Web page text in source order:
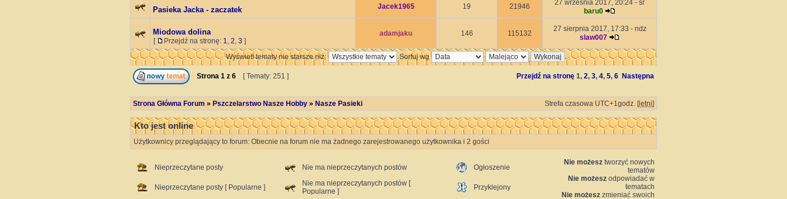
Pasieka Jacka - zaczatek Jacek1965 19 21946
27 września 2017, 20:24 - śr
baru0
Miodowa dolina
[ Przejdź na stronę: 1, 2, 3 ]
adamjaku 146 115132
27 sierpnia 2017, 17:33 - ndz
slaw007
Wyświetl tematy nie starsze niż: Sortuj wg
Strona 1 z 6 [ Tematy: 251 ] Przejdź na stronę 1, 2, 3, 4, 5, 6 Następna
Strona Główna Forum » Pszczelarstwo Nasze Hobby » Nasze Pasieki Strefa czasowa UTC+1godz. [letni]
Kto jest online
Użytkownicy przeglądający to forum: Obecnie na forum nie ma żadnego zarejestrowanego użytkownika i 2 gości
Nieprzeczytane posty Nie ma nieprzeczytanych postów Ogłoszenie
Nieprzeczytane posty [ Popularne ]
Nie ma nieprzeczytanych postów [
Popularne ]
Przyklejony
Nie możesz tworzyć nowych
tematów
Nie możesz odpowiadać w
tematach
Nie możesz zmieniać swoich